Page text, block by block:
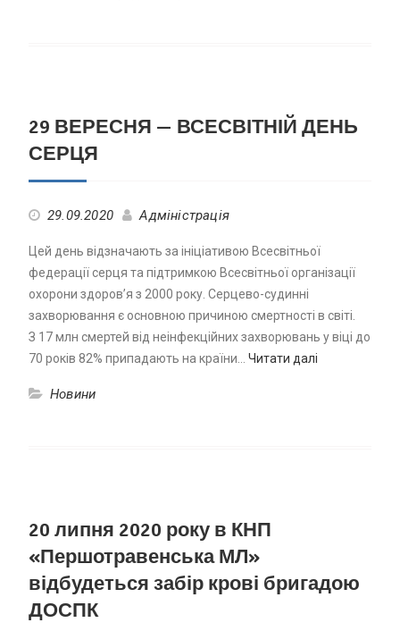
29 ВЕРЕСНЯ — ВСЕСВІТНІЙ ДЕНЬ
СЕРЦЯ
29.09.2020 Адміністрація
Цей день відзначають за ініціативою Всесвітньої
федерації серця та підтримкою Всесвітньої організації
охорони здоров’я з 2000 року. Серцево-судинні
захворювання є основною причиною смертності в світі.
З 17 млн смертей від неінфекційних захворювань у віці до
70 років 82% припадають на країни… Читати далі
Новини
20 липня 2020 року в КНП
«Першотравенська МЛ»
відбудеться забір крові бригадою
ДОСПК